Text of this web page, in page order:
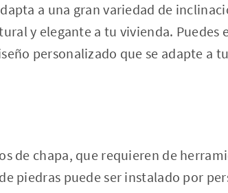
a una gran variedad de
y elegante a tu vivienda. Puedes
personalizado que se adapte a
de chapa, que requieren de
piedras puede ser instalado por